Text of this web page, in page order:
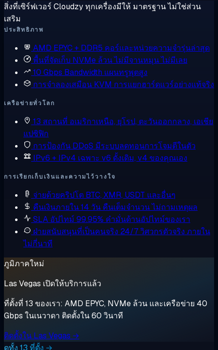
สิ่งที่เซิร์ฟเวอร์ Cloudzy ทุกเครื่องมีให้ มาตรฐาน ไม่ใช่ส่วน
เสริม
ประสิทธิภาพ
AMD EPYC + DDR5 คอร์และหน่วยความจำรุ่นล่าสุด
พื้นที่จัดเก็บ NVMe ล้วนไม่มีจานหมุน ไม่มีเลย
10 Gbps Bandwidth แผนทรูพุตสูง
การจำลองเสมือน KVM การแยกฮาร์ดแวร์อย่างแท้จริง
เครือข่ายทั่วโลก
13 สถานที่ อเมริกาเหนือ, ยุโรป, ตะวันออกกลาง, เอเชีย
แปซิฟิก
การป้องกัน DDoS มีระบบลดทอนการโจมตีในตัว
IPv6 + IPv4 เฉพาะ v6 ดั้งเดิม, v4 ของคุณเอง
การเรียกเก็บเงินและความไว้วางใจ
จ่ายด้วยคริปโต BTC, XMR, USDT และอื่นๆ
คืนเงินภายใน 14 วัน คืนเต็มจำนวน ไม่ถามเหตุผล
SLA อัปไทม์ 99.95% คำมั่นด้านอัปไทม์ของเรา
ฝ่ายสนับสนุนที่เป็นคนจริง 24/7วิศวกรตัวจริง ภายใน
ไม่กี่นาที
ภูมิภาคใหม่
Las Vegas เปิดให้บริการแล้ว
ที่ตั้งที่ 13 ของเรา: AMD EPYC, NVMe ล้วน และเครือข่าย 40
Gbps ในเนวาดา ติดตั้งใน 60 วินาที
ติดตั้งใน Las Vegas →
ดูทั้ง 13 ที่ตั้ง →